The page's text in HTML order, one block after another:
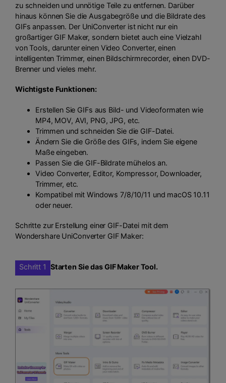
zu schneiden und unnötige Teile zu entfernen. Darüber
hinaus können Sie die Ausgabegröße und die Bildrate des
GIFs anpassen. Der UniConverter ist nicht nur ein
großartiger GIF Maker, sondern bietet auch eine Vielzahl
von Tools, darunter einen Video Converter, einen
intelligenten Trimmer, einen Bildschirmrecorder, einen DVD-
Brenner und vieles mehr.
Wichtigste Funktionen:
Erstellen Sie GIFs aus Bild- und Videoformaten wie
MP4, MOV, AVI, PNG, JPG, etc.
Trimmen und schneiden Sie die GIF-Datei.
Ändern Sie die Größe des GIFs, indem Sie eigene
Maße eingeben.
Passen Sie die GIF-Bildrate mühelos an.
Video Converter, Editor, Kompressor, Downloader,
Trimmer, etc.
Kompatibel mit Windows 7/8/10/11 und macOS 10.11
oder neuer.
Schritte zur Erstellung einer GIF-Datei mit dem
Wondershare UniConverter GIF Maker:
Schritt 1 Starten Sie das GIF Maker Tool.